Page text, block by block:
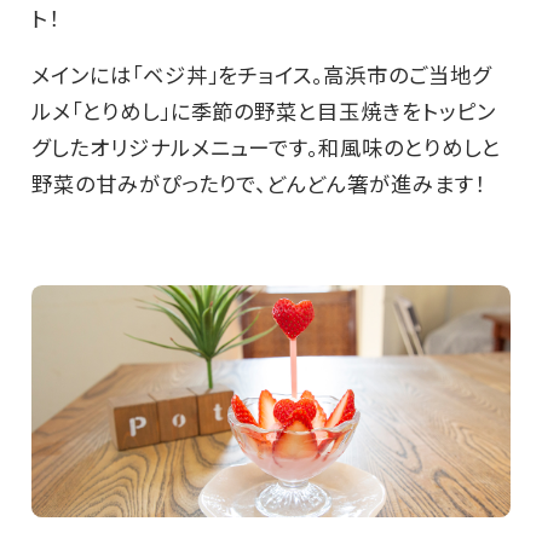
ト！
メインには「ベジ丼」をチョイス。高浜市のご当地グ
ルメ「とりめし」に季節の野菜と目玉焼きをトッピン
グしたオリジナルメニューです。和風味のとりめしと
野菜の甘みがぴったりで、どんどん箸が進みます！